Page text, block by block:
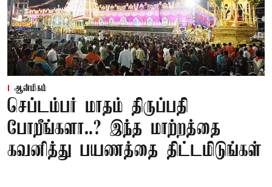
ஆன்மிகம்
செப்டம்பர் மாதம் திருப்பதி
போறீங்களா..? இந்த மாற்றத்தை
கவனித்து பயணத்தை திட்டமிடுங்கள்